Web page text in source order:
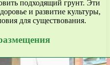
подходящий грунт. Эти
и развитие культуры,
для существования.